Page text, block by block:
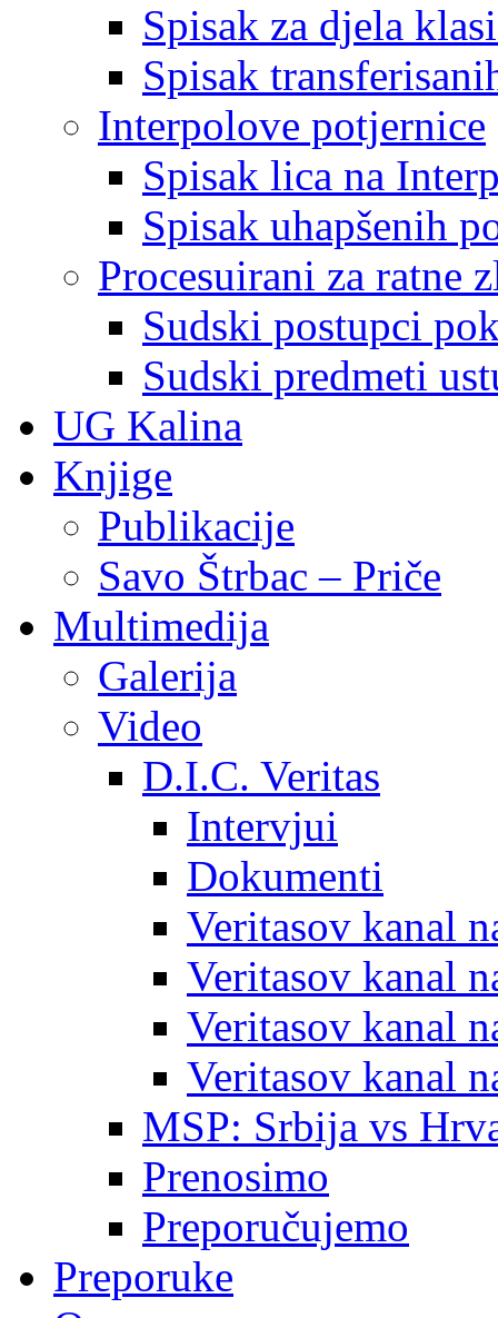
Spisak za djela
Spisak
Interpolove potjernice
Spisak lica na
Spisak uhapšenih
Procesuirani za ratne
Sudski postupci
Sudski predmeti
UG Kalina
Knjige
Publikacije
Savo Štrbac – Priče
Multimedija
Galerija
Video
D.I.C. Veritas
Intervjui
Dokumenti
Veritasov kanal
Veritasov kanal
Veritasov kanal
Veritasov kanal
MSP: Srbija vs
Prenosimo
Preporučujemo
Preporuke